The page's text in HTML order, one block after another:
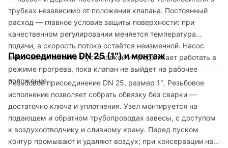
трубках независимо от положения клапана. Постоянный
расход — главное условие защиты поверхности: при
качественном регулировании меняется температура
подачи, а скорость потока остаётся неизменной. Насос
включается вместе с установкой и продолжает работать в
режиме прогрева, пока клапан не выйдет на рабочее
положение.
Присоединение DN 25 (1″) и монтаж
Резьбовое присоединение DN 25, размер 1″. Резьбовое
исполнение позволяет собрать обвязку без сварки —
достаточно ключа и уплотнения. Узел монтируется на
подающем и обратном трубопроводах завесы, с доступом
к воздухоотводчику и сливному крану. Перед пуском
контур промывают и удаляют воздух; при консервации на